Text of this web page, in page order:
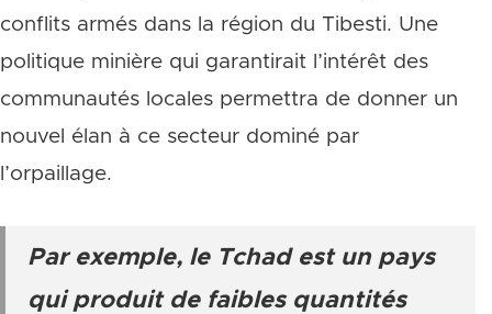
conflits armés dans la région du Tibesti. Une
politique minière qui garantirait l’intérêt des
communautés locales permettra de donner un
nouvel élan à ce secteur dominé par
l’orpaillage.
Par exemple, le Tchad est un pays
qui produit de faibles quantités